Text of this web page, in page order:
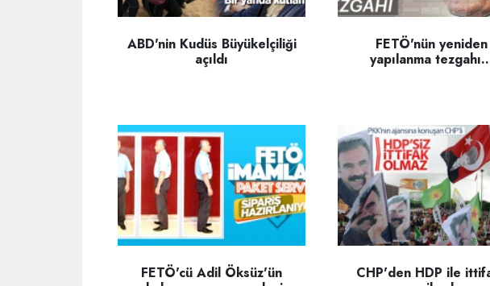
ABD'nin Kudüs Büyükelçiliği
açıldı
FETÖ'nün yeniden
yapılanma
FETÖ'cü Adil Öksüz'ün
CHP'den HDP ile